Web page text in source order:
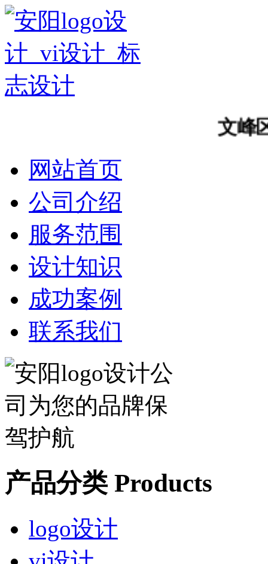
文峰区
网站首页
公司介绍
服务范围
设计知识
成功案例
联系我们
产品分类 Products
logo设计